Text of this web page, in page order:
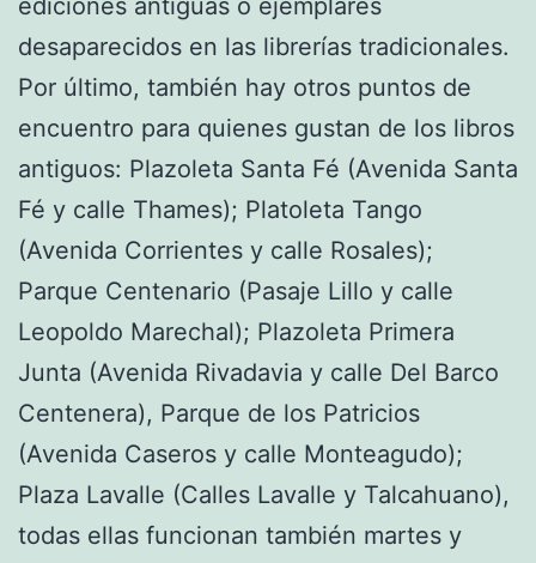
desaparecidos en las librerías tradicionales.
Por último, también hay otros puntos de
encuentro para quienes gustan de los libros
antiguos: Plazoleta Santa Fé (Avenida Santa
Fé y calle Thames); Platoleta Tango
(Avenida Corrientes y calle Rosales);
Parque Centenario (Pasaje Lillo y calle
Leopoldo Marechal); Plazoleta Primera
Junta (Avenida Rivadavia y calle Del Barco
Centenera), Parque de los Patricios
(Avenida Caseros y calle Monteagudo);
Plaza Lavalle (Calles Lavalle y Talcahuano),
todas ellas funcionan también martes y